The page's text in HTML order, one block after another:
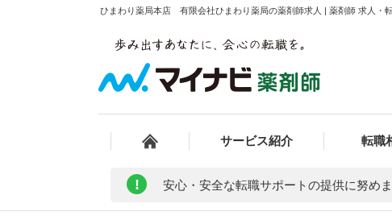
ひまわり薬局本店 有限会社ひまわり薬局の薬剤師求人 | 薬剤師 求人・
サービス紹介 転職
! 安心・安全な転職サポートの提供に努めま